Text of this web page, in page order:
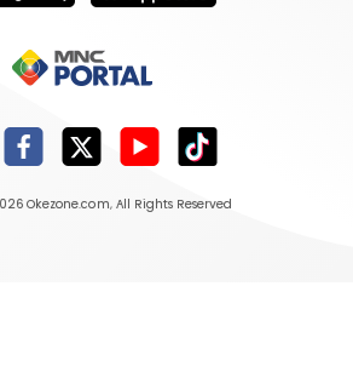
Okezone.com, All Rights Reserved